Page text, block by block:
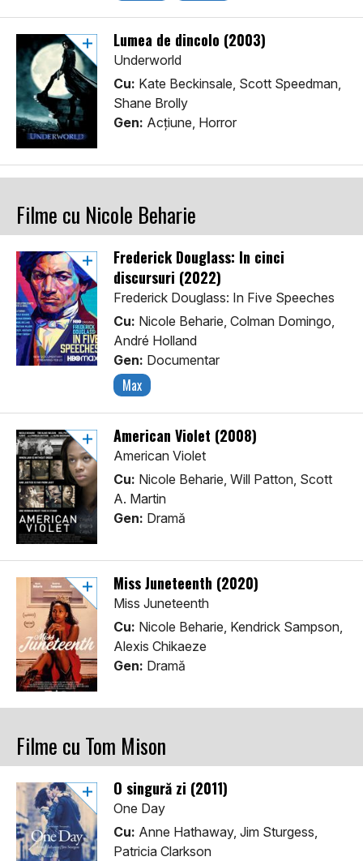
Lumea de dincolo (2003)
Underworld
Cu: Kate Beckinsale, Scott Speedman,
Shane Brolly
Gen: Acţiune, Horror
Filme cu Nicole Beharie
Frederick Douglass: În cinci
discursuri (2022)
Frederick Douglass: In Five Speeches
Cu: Nicole Beharie, Colman Domingo,
André Holland
Gen: Documentar
Max
American Violet (2008)
American Violet
Cu: Nicole Beharie, Will Patton, Scott
A. Martin
Gen: Dramă
Miss Juneteenth (2020)
Miss Juneteenth
Cu: Nicole Beharie, Kendrick Sampson,
Alexis Chikaeze
Gen: Dramă
Filme cu Tom Mison
O singură zi (2011)
One Day
Cu: Anne Hathaway, Jim Sturgess,
Patricia Clarkson